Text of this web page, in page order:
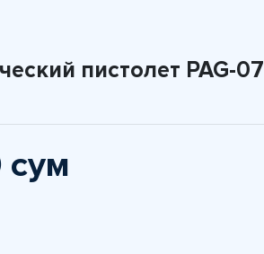
пистолет PAG-07